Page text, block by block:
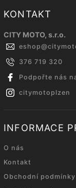
KONTAKT
CITY MOTO, s.r.o.
eshop@
376 719 320
Podpořte nás
citymotoplzen
INFORMACE
O nás
Kontakt
Obchodní podmínky